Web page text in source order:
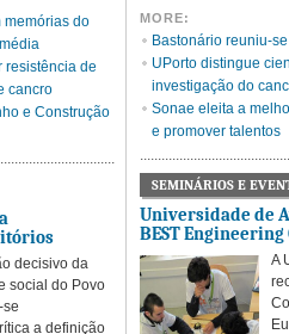
memórias do
resistência de
cancro
e Construção
decisivo da
social do Povo
se
a definição
MORE:
Bastonário reuniu-
UPorto distingue
investigação do
Sonae eleita a
e promover talentos
SEMINÁRIOS E
Universidade de
BEST
A